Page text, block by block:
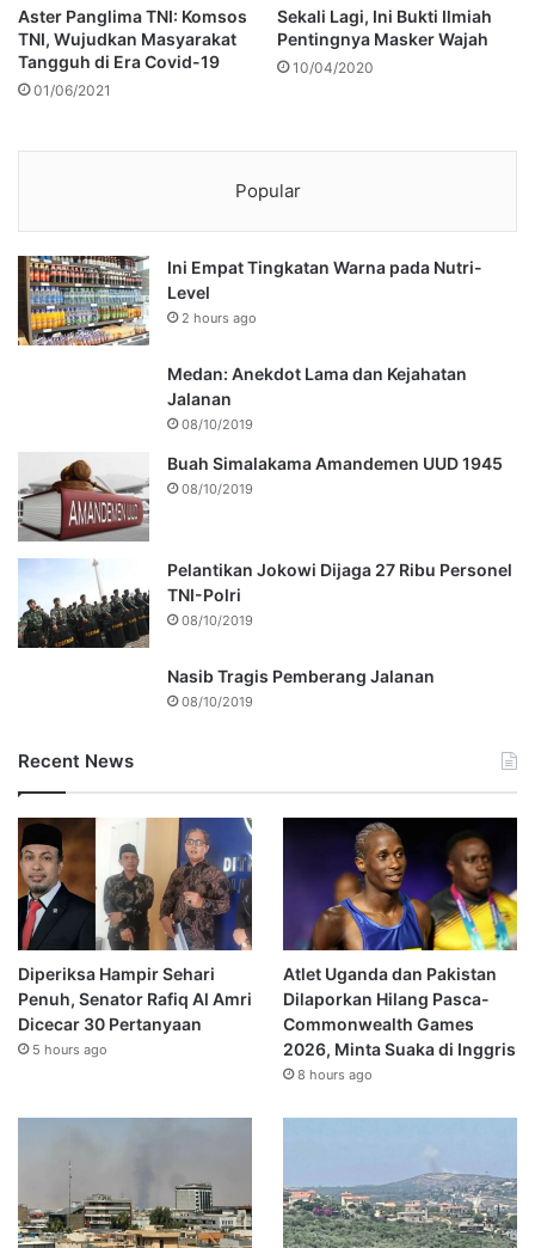
Aster Panglima TNI: Komsos
TNI, Wujudkan Masyarakat
Tangguh di Era Covid-19
01/06/2021
Sekali Lagi, Ini Bukti Ilmiah
Pentingnya Masker Wajah
10/04/2020
Popular
Ini Empat Tingkatan Warna pada Nutri-
Level
2 hours ago
Medan: Anekdot Lama dan Kejahatan
Jalanan
08/10/2019
Buah Simalakama Amandemen UUD 1945
08/10/2019
Pelantikan Jokowi Dijaga 27 Ribu Personel
TNI-Polri
08/10/2019
Nasib Tragis Pemberang Jalanan
08/10/2019
Recent News
Diperiksa Hampir Sehari
Penuh, Senator Rafiq Al Amri
Dicecar 30 Pertanyaan
5 hours ago
Atlet Uganda dan Pakistan
Dilaporkan Hilang Pasca-
Commonwealth Games
2026, Minta Suaka di Inggris
8 hours ago